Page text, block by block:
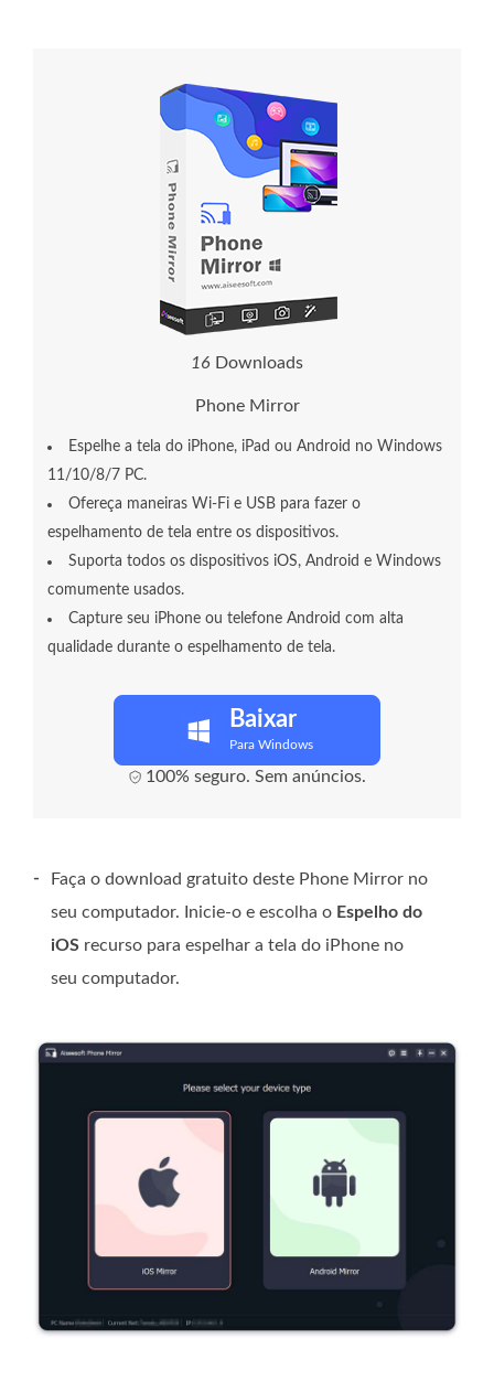
16 Downloads
Phone Mirror
Espelhe a tela do iPhone, iPad ou Android no Windows
11/10/8/7 PC.
Ofereça maneiras Wi-Fi e USB para fazer o
espelhamento de tela entre os dispositivos.
Suporta todos os dispositivos iOS, Android e Windows
comumente usados.
Capture seu iPhone ou telefone Android com alta
qualidade durante o espelhamento de tela.
Baixar
Para Windows
100% seguro. Sem anúncios.
-
Faça o download gratuito deste Phone Mirror no
seu computador. Inicie-o e escolha o Espelho do
iOS recurso para espelhar a tela do iPhone no
seu computador.